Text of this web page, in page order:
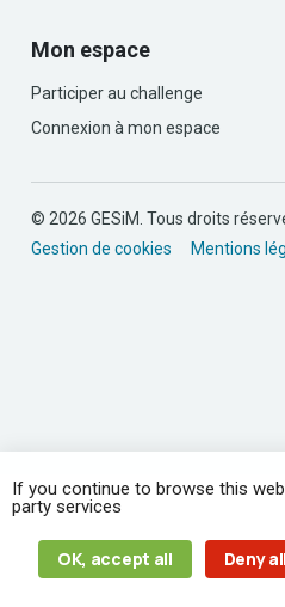
Mon espace
Participer au challenge
Connexion à mon espace
© 2026 GESiM. Tous droits
Gestion de cookies
Mentions
If you continue to browse this
party services
OK, accept all Deny